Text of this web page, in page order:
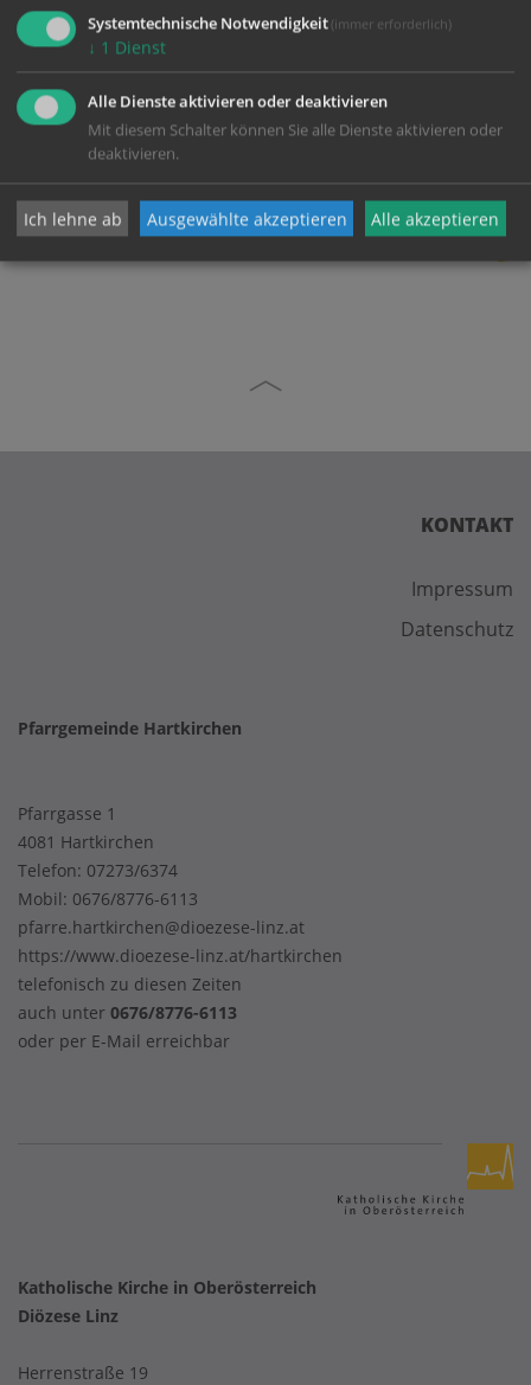
Prozession mit der
zurück
KONTAKT
Impressum
Datenschutz
Pfarrgemeinde Hartkirchen
Pfarrgasse 1
4081 Hartkirchen
Telefon: 07273/6374
Mobil: 0676/8776-6113
pfarre.hartkirchen@dioezese-linz.at
https://www.dioezese-linz.at/hartkirchen
telefonisch zu diesen Zeiten
auch unter 0676/8776-6113
oder per E-Mail erreichbar
Katholische Kirche in Oberösterreich
Diözese Linz
Herrenstraße 19
Systemtechnische Notwendigkeit (immer erforderlich)
↓ 1 Dienst
Alle Dienste aktivieren oder deaktivieren
Mit diesem Schalter können Sie alle Dienste aktivieren oder
deaktivieren.
Ich lehne ab Ausgewählte akzeptieren Alle akzeptieren